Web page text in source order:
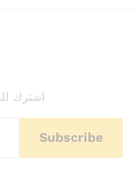
اشترك